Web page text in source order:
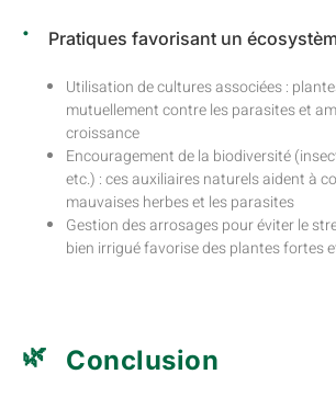
Pratiques favorisant un
Utilisation de cultures associées :
mutuellement contre les parasites et
croissance
Encouragement de la biodiversité
etc.) : ces auxiliaires naturels aident à
mauvaises herbes et les parasites
Gestion des arrosages pour éviter le
bien irrigué favorise des plantes fortes
Conclusion